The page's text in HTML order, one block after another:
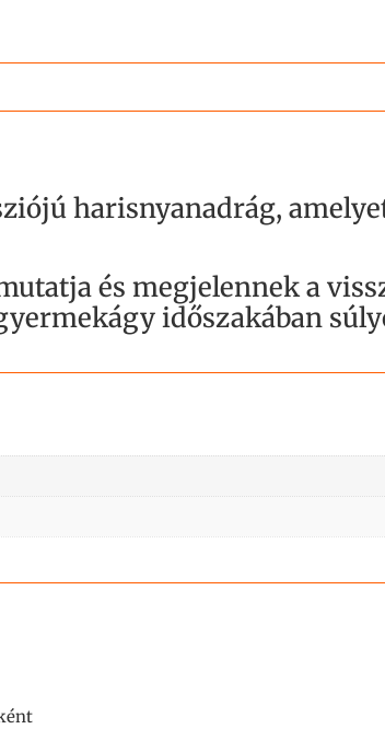
harisnyanadrág,
és megjelennek a
időszakában